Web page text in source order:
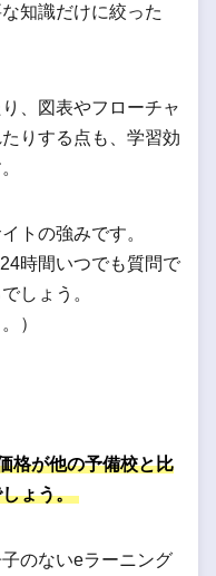
知識だけに絞った
、図表やフローチャ
りする点も、学習効
トの強みです。
時間いつでも質問で
しょう。
）
格が他の予備校と比
ょう。
のないeラーニング